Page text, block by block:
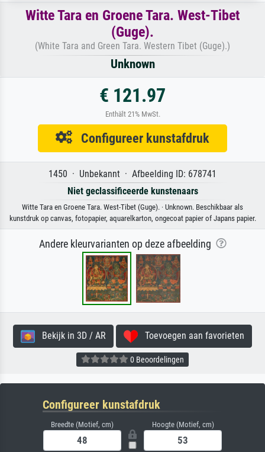
Witte Tara en Groene Tara. West-Tibet
(Guge).
(White Tara and Green Tara. Western Tibet (Guge).)
Unknown
€ 121.97
Enthält 21% MwSt.
Configureer kunstafdruk
1450 · Unbekannt · Afbeelding ID: 678741
Niet geclassificeerde kunstenaars
Witte Tara en Groene Tara. West-Tibet (Guge). · Unknown. Beschikbaar als
kunstdruk op canvas, fotopapier, aquarelkarton, ongecoat papier of Japans papier.
Andere kleurvarianten op deze afbeelding
Bekijk in 3D / AR Toevoegen aan favorieten
0 Beoordelingen
Configureer kunstafdruk
Breedte (Motief, cm) Hoogte (Motief, cm)